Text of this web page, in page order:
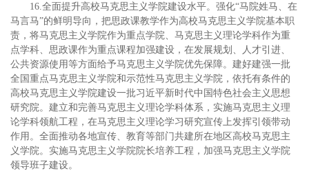
16.全面提升高校马克思主义学院建设水平。强化“马院姓马、在
马言马”的鲜明导向，把思政课教学作为高校马克思主义学院基本职
责，将马克思主义学院作为重点学院、马克思主义理论学科作为重
点学科、思政课作为重点课程加强建设，在发展规划、人才引进、
公共资源使用等方面给予马克思主义学院优先保障。建好建强一批
全国重点马克思主义学院和示范性马克思主义学院，依托有条件的
高校马克思主义学院建设一批习近平新时代中国特色社会主义思想
研究院。建立和完善马克思主义理论学科体系，实施马克思主义理
论学科领航工程，在马克思主义理论学习研究宣传上发挥引领带动
作用。全面推动各地宣传、教育等部门共建所在地区高校马克思主
义学院。实施马克思主义学院院长培养工程，加强马克思主义学院
领导班子建设。